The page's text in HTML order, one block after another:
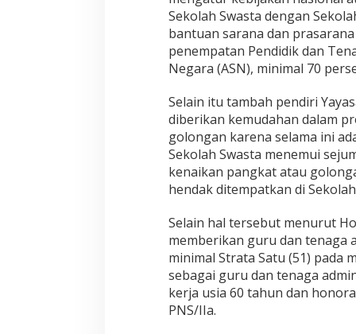
a
a
n
N
g
r
i
Sekolah Swasta dengan
bantuan sarana dan
penempatan Pendidik dan
Negara (ASN), minimal 70
Selain itu tambah pendiri
diberikan kemudahan dalam
golongan karena selama ini
Sekolah Swasta menemui
kenaikan pangkat atau
hendak ditempatkan di
Selain hal tersebut menurut
memberikan guru dan tenaga
minimal Strata Satu (51) pada
sebagai guru dan tenaga
kerja usia 60 tahun dan
PNS/IIa.